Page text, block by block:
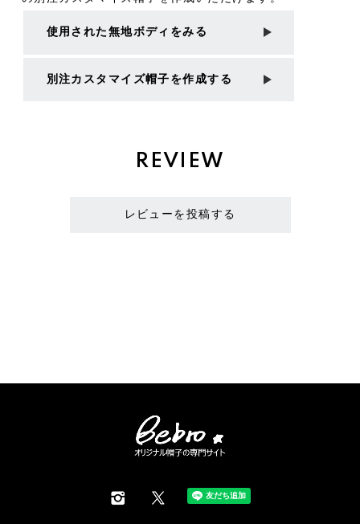
使用された無地ボディをみる
別注カスタマイズ帽子を作成する
REVIEW
レビューを投稿する